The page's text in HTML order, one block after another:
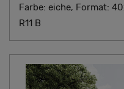
Farbe: eiche, Format:
R11 B